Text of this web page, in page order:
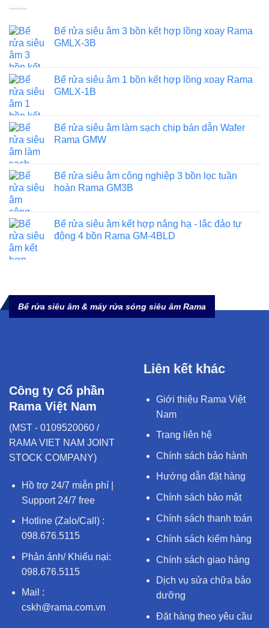
Bể rửa siêu âm 3 bồn kết hợp lồng xoay Rama
GMLX-3B
Bể rửa siêu âm 1 bồn kết hợp lồng xoay Rama
GMLX-1B
Bể rửa siêu âm làm sạch chip bán dẫn Wafer
Rama GMW
Bể rửa siêu âm công nghiệp 3 bồn lọc tuần
hoàn Rama GM3B
Bể rửa siêu âm kết hợp nâng hạ - lắc đảo tự
động 4 bồn Rama GM-4BLD
Bể rửa siêu âm & máy rửa sóng siêu âm Rama
Công ty Cổ phần
Rama Việt Nam
(MST - 0109520060 /
RAMA VIET NAM JOINT
STOCK COMPANY)
Hồ trợ 24/7 miễn phí |
Support 24/7 free
Hotline (Zalo/Call) :
098.676.5115
Phản ánh/ Khiếu nại:
098.676.5115
Mail :
cskh@rama.com.vn
Liên kết khác
Giới thiệu Rama Việt
Nam
Trang liên hệ
Chính sách bảo hành
Hướng dẫn đặt hàng
Chính sách bảo mật
Chính sách thanh toán
Chính sách kiểm hàng
Chính sách giao hàng
Dịch vụ sửa chữa bảo
dưỡng
Đặt hàng theo yêu cầu